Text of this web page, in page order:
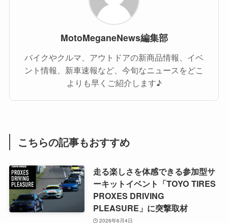
MotoMeganeNews編集部
バイクやクルマ、アウトドアの新商品情報、イベ
ント情報、新車速報など、今旬なニュースをどこ
よりも早くご紹介します♪
こちらの記事もおすすめ
走る楽しさを体感できる参加型サ
ーキットイベント「TOYO TIRES
PROXES DRIVING
PLEASURE」に突撃取材
2026年6月4日